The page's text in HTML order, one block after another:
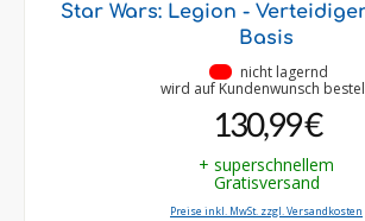
Star Wars: Legion -
Basis
nicht lagernd
wird auf Kundenwunsch
130,99 €
+ superschnellem
Gratisversand
Preise inkl. MwSt. zzgl. Versandkosten